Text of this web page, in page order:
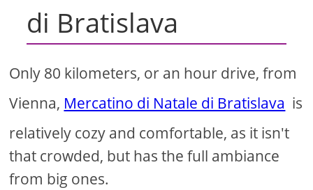
di Bratislava
Only 80 kilometers, or an hour drive, from
Vienna, Mercatino di Natale di Bratislava is
relatively cozy and comfortable, as it isn't
that crowded, but has the full ambiance
from big ones.